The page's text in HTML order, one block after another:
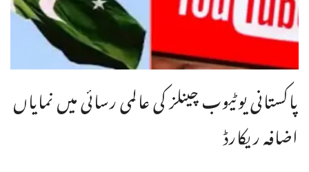
پاکستانی یوٹیوب چینلز کی عالمی رسائی میں نمایاں
اضافہ ریکارڈ